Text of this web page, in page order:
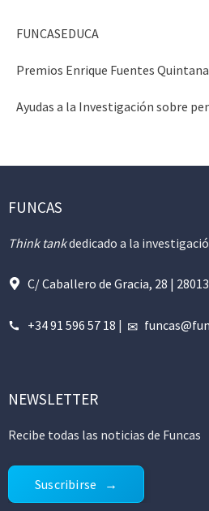
FUNCASEDUCA
Premios Enrique Fuentes
Ayudas a la Investigación sobre
FUNCAS
Think tankdedicado a la
C/ Caballero de Gracia, 28 |
+34 91 596 57 18 |
NEWSLETTER
Recibe todas las noticias de Funcas
Suscribirse